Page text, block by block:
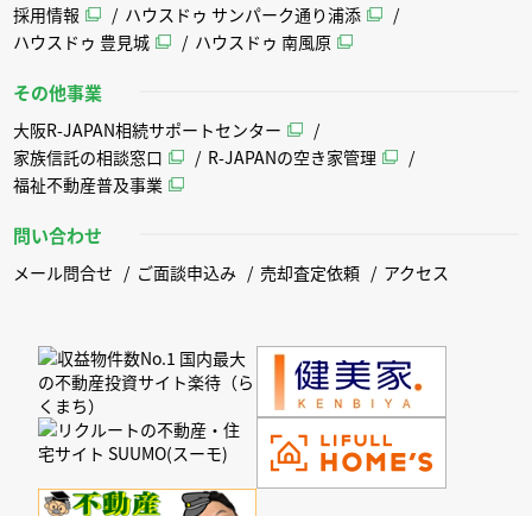
採用情報
ハウスドゥ サンパーク通り浦添
ハウスドゥ 豊見城
ハウスドゥ 南風原
その他事業
大阪R-JAPAN相続サポートセンター
家族信託の相談窓口
R-JAPANの空き家管理
福祉不動産普及事業
問い合わせ
メール問合せ ご面談申込み 売却査定依頼 アクセス